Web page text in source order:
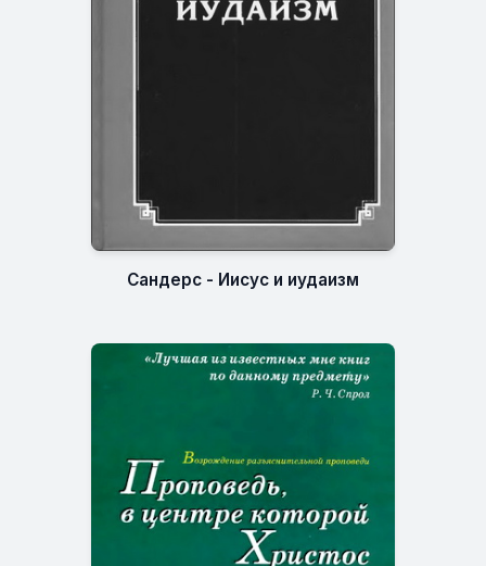
Сандерс - Иисус и иудаизм